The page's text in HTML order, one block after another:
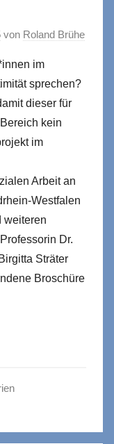
von Roland Brühe
im
sprechen?
dieser für
kein
im
Arbeit an
Westfalen
weiteren
Dr.
Sträter
Broschüre